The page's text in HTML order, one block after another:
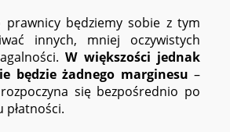
prawnicy będziemy sobie z tym
innych, mniej oczywistych
W większości jednak
będzie żadnego marginesu –
się bezpośrednio po
płatności.